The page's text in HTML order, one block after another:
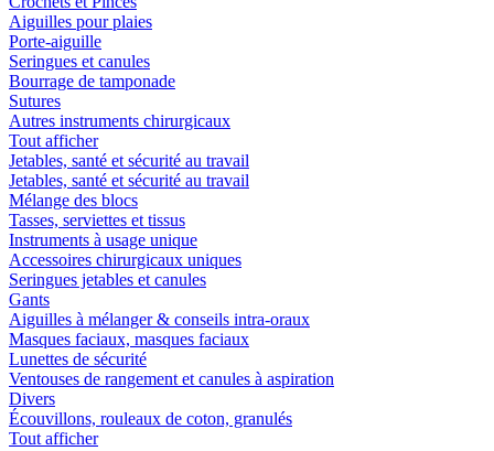
Aiguilles pour plaies
Porte-aiguille
Seringues et canules
Bourrage de tamponade
Sutures
Autres instruments chirurgicaux
Tout afficher
Jetables, santé et sécurité au travail
Jetables, santé et sécurité au travail
Mélange des blocs
Tasses, serviettes et tissus
Instruments à usage unique
Accessoires chirurgicaux uniques
Seringues jetables et canules
Gants
Aiguilles à mélanger & conseils intra-oraux
Masques faciaux, masques faciaux
Lunettes de sécurité
Ventouses de rangement et canules à aspiration
Divers
Écouvillons, rouleaux de coton, granulés
Tout afficher